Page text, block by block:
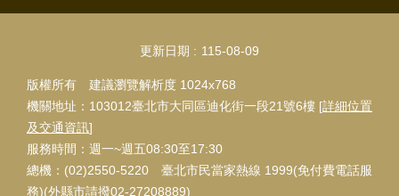
更新日期 115-08-09
版權所有 建議瀏覽解析度 1024x768
機關地址：103012臺北市大同區迪化街一段21號6樓 [詳細位置
及交通資訊]
服務時間：週一~週五08:30至17:30
總機：(02)2550-5220 臺北市民當家熱線 1999(免付費電話服
務)(外縣市請撥02-27208889)